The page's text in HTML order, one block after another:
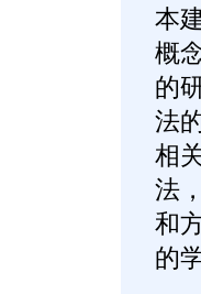
本
概
的
法
相
法
和
的